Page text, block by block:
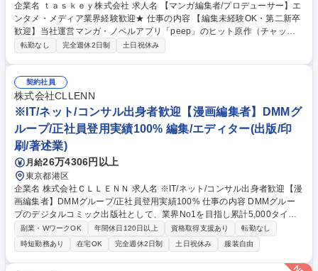
企業名 ｔａｓｋｅｙ株式会社 求人名 【マンガ編集者/プロデューサー】エ
ンタメ・メディア業界経験歓迎★ 仕事の内容 【編集未経験OK・第二新卒
歓迎】当社運営マンガ・ノベルアプリ「peep」のヒット原作（チャット
ノベル）の電子マンガ化(モノクロマンガ)に関する編集・プロデュースに
カウト ■執筆打ち合わせ ■ネームチェック ■スケジュール管理 ■校正、入
稿業務 ■プロデュース作品の宣伝、販促企画の立案 ■コミカライズ協業案
件のディレクション ※事業拡大に伴う増員採用のため、時期に応じて上記
以外の業務が発生することもございます。 ※変更の範囲：会社の定める全
ての業務 募集職種 【マンガ編集者/プロデューサー】エンタメ・メディア
業界経験歓迎★
転勤なし 完全週休2日制 土日祝休み
契約社員
株式会社CLLENN
※IT/ネット/コンサル出身者歓迎【漫画編集者】DMMグ
ループ/正社員登用実績100% 編集/エディター(出版/印
刷/著述業)
月給26万4306円以上
東京都港区
企業名 株式会社ＣＬＬＥＮＮ 求人名 ※IT/ネット/コンサル出身者歓迎【漫
画編集者】DMMグループ/正社員登用実績100% 仕事の内容 DMMグルー
プのデジタルコミック出版社として、業界No1を目指し累計5,000タイト
ル以上の作品を世に送り出している当社の漫画編集者を募集いたします。
世を席巻する漫画を生み出すやりがいがございます。 ■配信用オリジナル
コミックの制作 ■クリエイター（漫画家、原作者）とのスケジュール調整
■クリエイター（漫画家、原作者）のスカウト■掲載コミック企画の立案 ■
副業・WワークOK 年間休日120日以上 資格取得支援あり
転勤なし
時短勤務あり
在宅OK 完全週休2日制 土日祝休み 服装自由